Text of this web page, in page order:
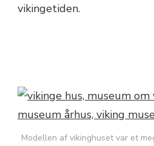
vikingetiden.
Modellen af vikinghuset var et